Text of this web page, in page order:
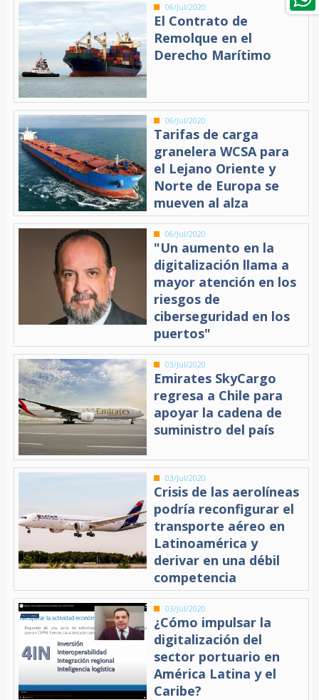
06/Jul/2020
El Contrato de
Remolque en el
Derecho Marítimo
06/Jul/2020
Tarifas de carga
granelera WCSA para
el Lejano Oriente y
Norte de Europa se
mueven al alza
06/Jul/2020
"Un aumento en la
digitalización llama a
mayor atención en los
riesgos de
ciberseguridad en los
puertos"
03/Jul/2020
Emirates SkyCargo
regresa a Chile para
apoyar la cadena de
suministro del país
03/Jul/2020
Crisis de las aerolíneas
podría reconfigurar el
transporte aéreo en
Latinoamérica y
derivar en una débil
competencia
03/Jul/2020
¿Cómo impulsar la
digitalización del
sector portuario en
América Latina y el
Caribe?